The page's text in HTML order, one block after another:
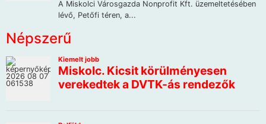
Népszerű